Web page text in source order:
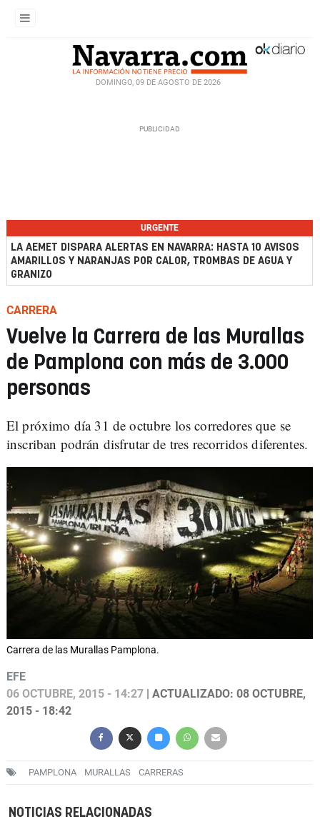
DOMINGO, 09 DE AGOSTO DE 2026
URGENTE
LA AEMET DISPARA ALERTAS EN NAVARRA: HASTA 10 AVISOS
AMARILLOS Y NARANJAS POR CALOR, TROMBAS DE AGUA Y
GRANIZO
CARRERA
Vuelve la Carrera de las Murallas
de Pamplona con más de 3.000
personas
El próximo día 31 de octubre los corredores que se
inscriban podrán disfrutar de tres recorridos diferentes.
Carrera de las Murallas Pamplona.
EFE
06 OCTUBRE, 2015 - 14:27 | ACTUALIZADO: 08 OCTUBRE,
2015 - 18:42
PAMPLONA MURALLAS CARRERAS
NOTICIAS RELACIONADAS